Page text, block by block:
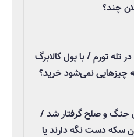
چند؟
در تله تورم / با پول کالابرگ
چیزهایی نمی‌شود خرید؟
جنگ و صلح گرفتار شد /
سکه دست نگه دارند یا